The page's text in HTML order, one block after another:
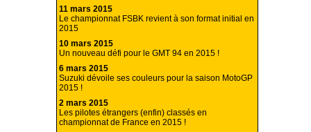
11 mars 2015
Le championnat FSBK revient à son format initial en
2015
10 mars 2015
Un nouveau défi pour le GMT 94 en 2015 !
6 mars 2015
Suzuki dévoile ses couleurs pour la saison MotoGP
2015 !
2 mars 2015
Les pilotes étrangers (enfin) classés en
championnat de France en 2015 !